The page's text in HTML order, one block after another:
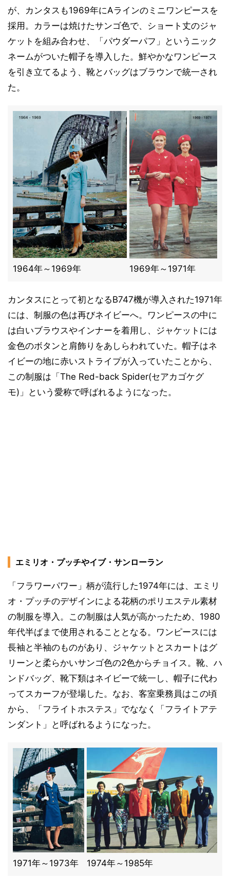
が、カンタスも1969年にAラインのミニワンピースを
採用。カラーは焼けたサンゴ色で、ショート丈のジャ
ケットを組み合わせ、「パウダーパフ」というニック
ネームがついた帽子を導入した。鮮やかなワンピース
を引き立てるよう、靴とバッグはブラウンで統一され
た。
1964年～1969年 1969年～1971年
カンタスにとって初となるB747機が導入された1971年
には、制服の色は再びネイビーへ。ワンピースの中に
は白いブラウスやインナーを着用し、ジャケットには
金色のボタンと肩飾りをあしらわれていた。帽子はネ
イビーの地に赤いストライプが入っていたことから、
この制服は「The Red-back Spider(セアカゴケグ
モ)」という愛称で呼ばれるようになった。
エミリオ・プッチやイブ・サンローラン
「フラワーパワー」柄が流行した1974年には、エミリ
オ・プッチのデザインによる花柄のポリエステル素材
の制服を導入。この制服は人気が高かったため、1980
年代半ばまで使用されることとなる。ワンピースには
長袖と半袖のものがあり、ジャケットとスカートはグ
リーンと柔らかいサンゴ色の2色からチョイス。靴、ハ
ンドバッグ、靴下類はネイビーで統一し、帽子に代わ
ってスカーフが登場した。なお、客室乗務員はこの頃
から、「フライトホステス」でななく「フライトアテ
ンダント」と呼ばれるようになった。
1971年～1973年 1974年～1985年